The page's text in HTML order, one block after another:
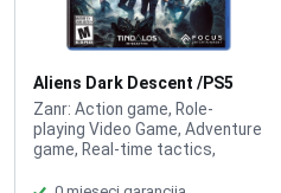
Aliens Dark Descent /PS5
Zanr: Action game, Role-
playing Video Game, Adventure
game, Real-time tactics,